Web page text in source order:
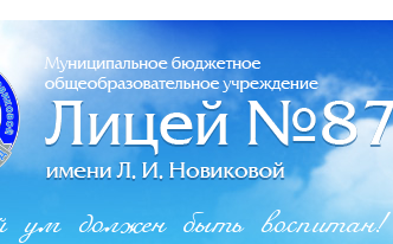
ум должен быть воспитан!